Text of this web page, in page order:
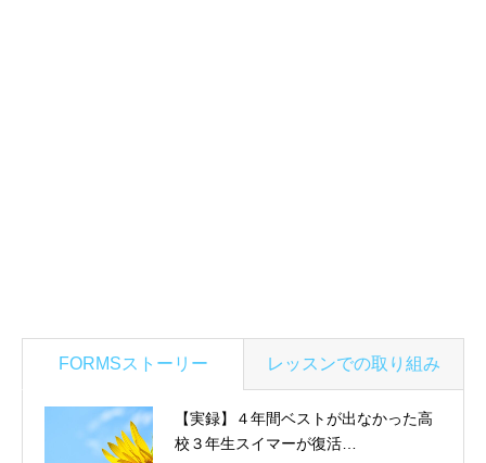
FORMSストーリー レッスンでの取り組み
【実録】４年間ベストが出なかった高
校３年生スイマーが復活…